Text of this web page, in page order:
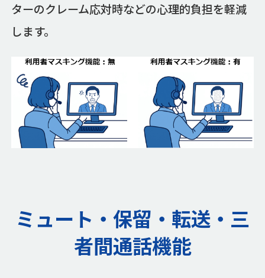
ターのクレーム応対時などの心理的負担を軽減
します。
ミュート・保留・転送・三
者間通話機能